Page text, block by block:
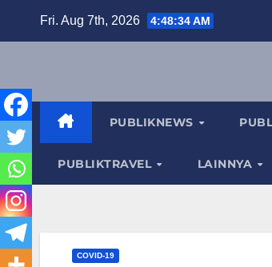
Fri. Aug 7th, 2026 4:48:35 AM
PUBLIKNEWS
PUBLIKTRAVEL LAINNYA
COVID-19